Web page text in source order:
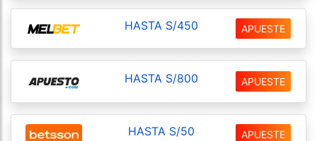
HASTA S/450 APUESTE
HASTA S/800 APUESTE
HASTA S/50 APUESTE